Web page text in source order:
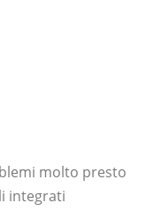
molto presto
integrati